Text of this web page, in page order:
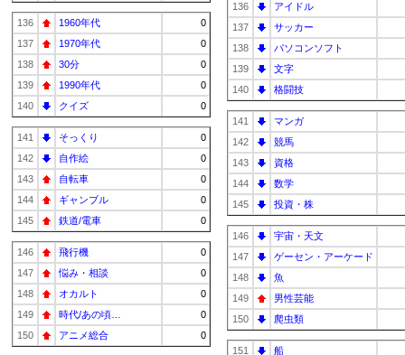
136 1960年代
0
137
1970年代
0
138
30分
0
139
1990年代
0
140
クイズ 0
141 そっくり
0
142
自作絵
0
143
自転車
0
144
ギャンブル
0
145
鉄道/電車 0
146 飛行機
0
147
悩み・相談
0
148
オカルト
0
149
時代/あの頃…
0
150
アニメ総合 0
136
アイドル
137
サッカー
138
パソコンソフト
139
文字
140
格闘技
141
マンガ
142
競馬
143
資格
144
数学
145
投資・株
146
宇宙・天文
147
ゲーセン・アーケード
148
魚
149
男性芸能
150
爬虫類
151
船